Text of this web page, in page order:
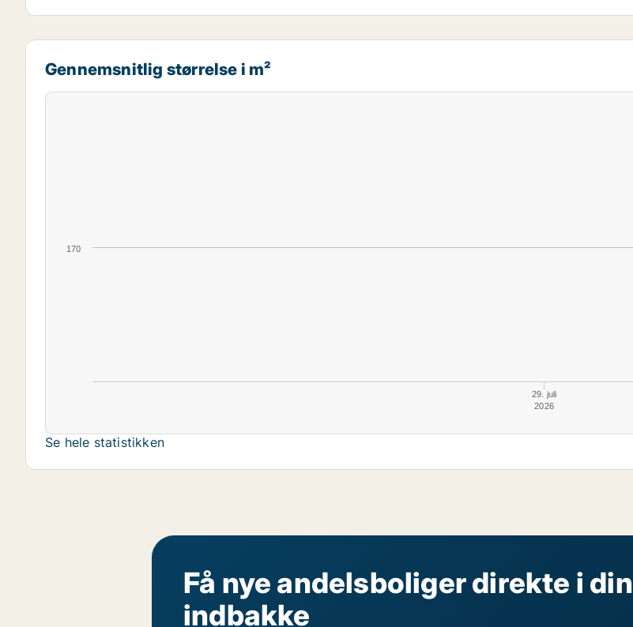
Gennemsnitlig størrelse i m²
29. juli
2026
170
Se hele statistikken
Få nye andelsboliger direkte i din
indbakke